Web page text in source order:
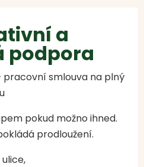
a
podpora
pracovní smlouva na plný
pokud možno ihned.
prodloužení.
ulice,